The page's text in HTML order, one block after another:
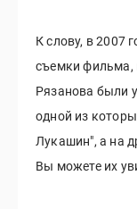
К слову, в 2007
съемки фильма,
Рязанова были
одной из
Лукашин", а на
Вы можете их